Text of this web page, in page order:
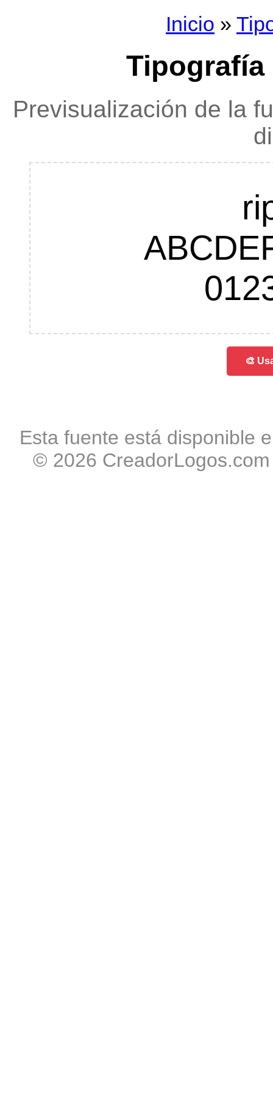
Inicio »
Previsualización de la
🎨
Esta fuente está disponible
© 2026